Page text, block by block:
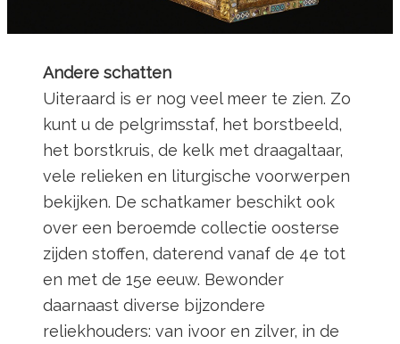
Andere schatten
Uiteraard is er nog veel meer te zien. Zo
kunt u de pelgrimsstaf, het borstbeeld,
het borstkruis, de kelk met draagaltaar,
vele relieken en liturgische voorwerpen
bekijken. De schatkamer beschikt ook
over een beroemde collectie oosterse
zijden stoffen, daterend vanaf de 4e tot
en met de 15e eeuw. Bewonder
daarnaast diverse bijzondere
reliekhouders: van ivoor en zilver, in de